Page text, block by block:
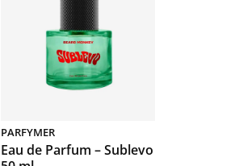
PARFYMER
Eau de Parfum – Sublevo